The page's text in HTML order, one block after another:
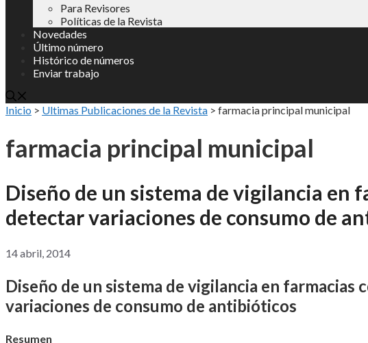
Para Revisores
Políticas de la Revista
Novedades
Último número
Histórico de números
Enviar trabajo
Inicio > Ultimas Publicaciones de la Revista > farmacia principal municipal
farmacia principal municipal
Diseño de un sistema de vigilancia en
detectar variaciones de consumo de
14 abril, 2014
Diseño de un sistema de vigilancia en farmacias
variaciones de consumo de antibióticos
Resumen